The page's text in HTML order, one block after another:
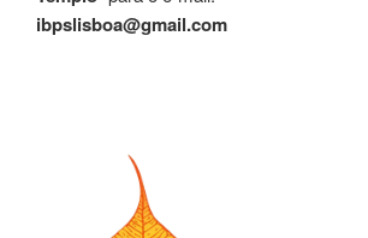
ibpslisboa@gmail.com